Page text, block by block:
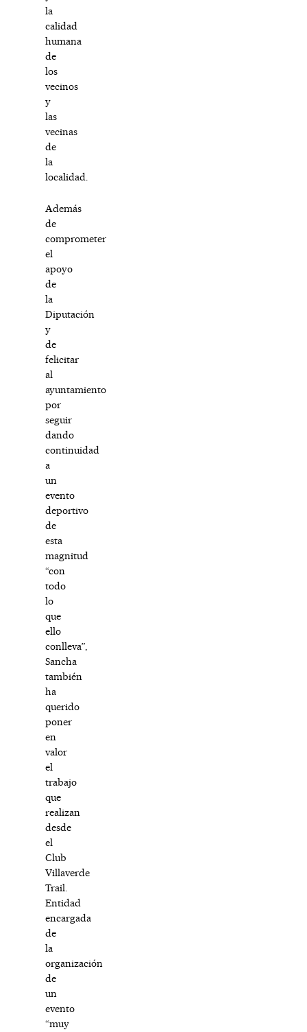
la
calidad
humana
de
los
vecinos
y
las
vecinas
de
la
localidad.
Además
de
comprometer
el
apoyo
de
la
Diputación
y
de
felicitar
al
ayuntamiento
por
seguir
dando
continuidad
a
un
evento
deportivo
de
esta
magnitud
“con
todo
lo
que
ello
conlleva”,
Sancha
también
ha
querido
poner
en
valor
el
trabajo
que
realizan
desde
el
Club
Villaverde
Trail.
Entidad
encargada
de
la
organización
de
un
evento
“muy